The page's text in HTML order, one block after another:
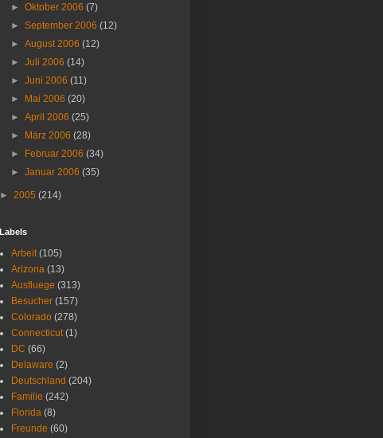
►Oktober 2006(7)
►September 2006(12)
►August 2006(12)
►Juli 2006(14)
►Juni 2006(11)
►
Mai 2006(20)
►April 2006(25)
►
März 2006(28)
►
Februar 2006(34)
►Januar 2006(35)
► 2005 (214)
Labels
Arbeit (105)
Arizona (13)
Ausfluege (313)
Besucher (157)
Colorado (278)
Connecticut (1)
DC (66)
Delaware (2)
Deutschland (204)
Familie (242)
Florida (8)
Freunde (60)